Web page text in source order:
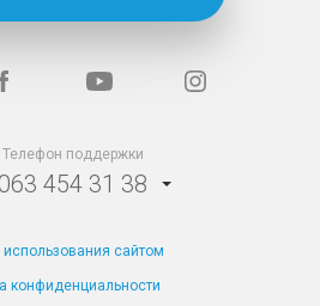
Телефон поддержки
454 31 38
сайтом
конфиденциальности